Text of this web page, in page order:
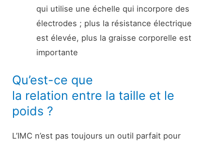
qui utilise une échelle qui incorpore des
électrodes ; plus la résistance électrique
est élevée, plus la graisse corporelle est
importante
Qu’est-ce que
la relation entre la taille et le
poids ?
L’IMC n’est pas toujours un outil parfait pour